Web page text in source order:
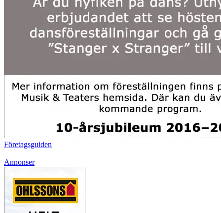
Företagsguiden
Annonser